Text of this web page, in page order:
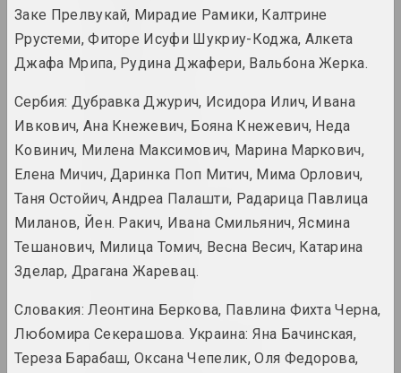
Яков Балглей
художник
Александр Балдаков
художник
Сергей Баленок
художник, иллюстратор, редактор
Светлана Баранковская
художница
Василий Баранов
художник, преподаватель
Заке Прелвукай, Мирадие Рамики, Калтрине
Ррустеми, Фиторе Исуфи Шукриу-Коджа, Алкета
Джафа Мрипа, Рудина Джафери, Вальбона Жерка.
Сербия: Дубравка Джурич, Исидора Илич, Ивана
Ивкович, Ана Кнежевич, Бояна Кнежевич, Неда
Ковинич, Милена Максимович, Марина Маркович,
Елена Мичич, Даринка Поп Митич, Мима Орлович,
Таня Остойич, Андреа Палашти, Радарица Павлица
Миланов, Йен. Ракич, Ивана Смильянич, Ясмина
Тешанович, Милица Томич, Весна Весич, Катарина
Зделар, Драгана Жаревац.
Словакия: Леонтина Беркова, Павлина Фихта Черна,
Любомира Секерашова. Украина: Яна Бачинская,
Тереза Барабаш, Оксана Чепелик, Оля Федорова,